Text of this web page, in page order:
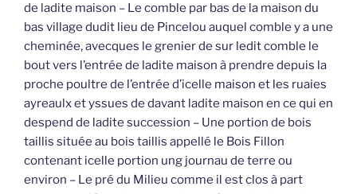
de ladite maison – Le comble par bas de la maison du
bas village dudit lieu de Pincelou auquel comble y a une
cheminée, avecques le grenier de sur ledit comble le
bout vers l’entrée de ladite maison à prendre depuis la
proche poultre de l’entrée d’icelle maison et les ruaies
ayreaulx et yssues de davant ladite maison en ce qui en
despend de ladite succession – Une portion de bois
taillis située au bois taillis appellé le Bois Fillon
contenant icelle portion ung journau de terre ou
environ – Le pré du Milieu comme il est clos à part